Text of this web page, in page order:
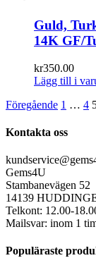
Guld,
14K GF/
kr350.00
Lägg till i
Föregående 1 … 4
Kontakta oss
Gems4U
Stambanevägen 52
14139
Telkont: 12.00-
Mailsvar: inom 1
Populäraste